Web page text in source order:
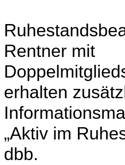
Rentner mit
erhalten
„Aktiv im
dbb.